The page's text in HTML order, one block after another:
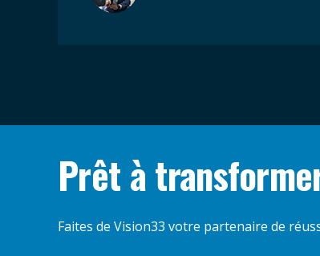
Prêt à
Faites de Vision33 votre partenaire de